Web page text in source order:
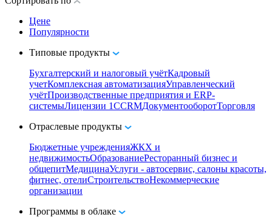
Цене
Популярности
Типовые продукты
Бухгалтерский и налоговый учётКадровый
учетКомплексная автоматизацияУправленческий
учётПроизводственные предприятия и ERP-
системыЛицензии 1СCRMДокументооборотТорговля
Отраслевые продукты
Бюджетные учрежденияЖКХ и
недвижимостьОбразованиеРесторанный бизнес и
общепитМедицинаУслуги - автосервис, cалоны красоты,
фитнес, отелиСтроительствоНекоммерческие
организации
Программы в облаке